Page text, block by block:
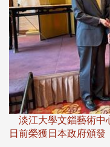
淡江大學文錙藝術中
日前榮獲日本政府頒發